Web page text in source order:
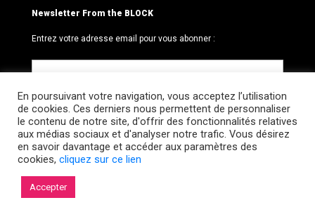
Newsletter From the BLOCK
Entrez votre adresse email pour vous abonner :
© 2026 Le BLOCK · CCNR. Tous droits réservés.
En poursuivant votre navigation, vous acceptez l’utilisation
de cookies. Ces derniers nous permettent de personnaliser
le contenu de notre site, d'offrir des fonctionnalités relatives
aux médias sociaux et d'analyser notre trafic. Vous désirez
en savoir davantage et accéder aux paramètres des
cookies, cliquez sur ce lien
Accepter